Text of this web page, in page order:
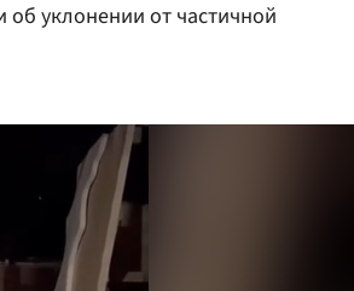
об уклонении от частичной